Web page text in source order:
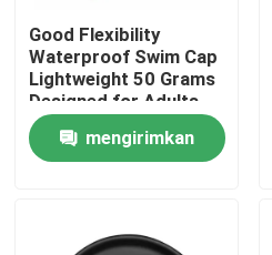
Rumah
Tentang kami
Good Flexibility
Waterproof Swim Cap
Lightweight 50 Grams
Designed for Adults
and Children
Comfortable
Swimming Experience
mengirimkan